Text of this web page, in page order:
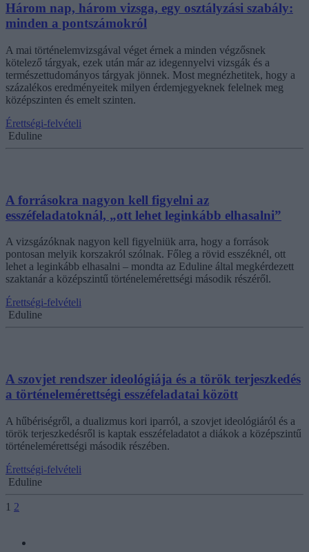
Három nap, három vizsga, egy osztályzási szabály:
minden a pontszámokról
A mai történelemvizsgával véget érnek a minden végzősnek
kötelező tárgyak, ezek után már az idegennyelvi vizsgák és a
természettudományos tárgyak jönnek. Most megnézhetitek, hogy a
százalékos eredményeitek milyen érdemjegyeknek felelnek meg
középszinten és emelt szinten.
Érettségi-felvételi
Eduline
A forrásokra nagyon kell figyelni az
esszéfeladatoknál, „ott lehet leginkább elhasalni”
A vizsgázóknak nagyon kell figyelniük arra, hogy a források
pontosan melyik korszakról szólnak. Főleg a rövid esszéknél, ott
lehet a leginkább elhasalni – mondta az Eduline által megkérdezett
szaktanár a középszintű történelemérettségi második részéről.
Érettségi-felvételi
Eduline
A szovjet rendszer ideológiája és a török terjeszkedés
a történelemérettségi esszéfeladatai között
A hűbériségről, a dualizmus kori iparról, a szovjet ideológiáról és a
török terjeszkedésről is kaptak esszéfeladatot a diákok a középszintű
történelemérettségi második részében.
Érettségi-felvételi
Eduline
1 2